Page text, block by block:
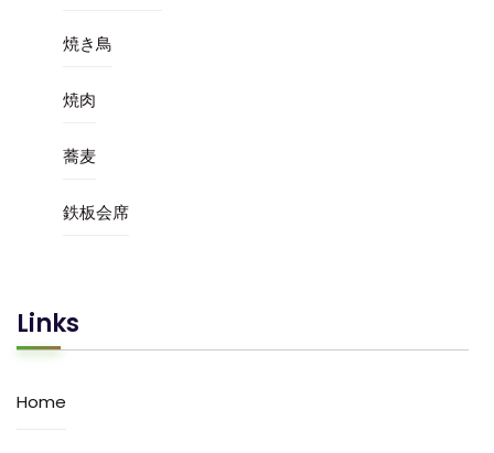
焼き鳥
焼肉
蕎麦
鉄板会席
Links
Home